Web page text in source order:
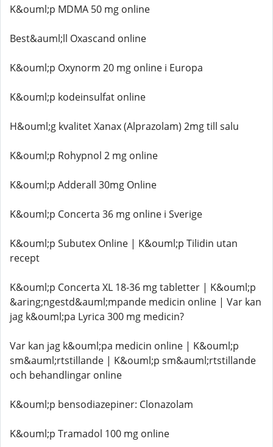
K&ouml;p MDMA 50 mg online
Best&auml;ll Oxascand online
K&ouml;p Oxynorm 20 mg online i Europa
K&ouml;p kodeinsulfat online
H&ouml;g kvalitet Xanax (Alprazolam) 2mg till salu
K&ouml;p Rohypnol 2 mg online
K&ouml;p Adderall 30mg Online
K&ouml;p Concerta 36 mg online i Sverige
K&ouml;p Subutex Online | K&ouml;p Tilidin utan
recept
K&ouml;p Concerta XL 18-36 mg tabletter | K&ouml;p
&aring;ngestd&auml;mpande medicin online | Var kan
jag k&ouml;pa Lyrica 300 mg medicin?
Var kan jag k&ouml;pa medicin online | K&ouml;p
sm&auml;rtstillande | K&ouml;p sm&auml;rtstillande
och behandlingar online
K&ouml;p bensodiazepiner: Clonazolam
K&ouml;p Tramadol 100 mg online